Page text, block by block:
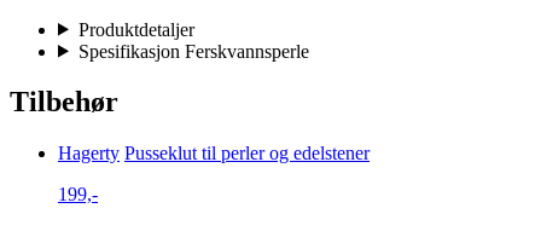
Produktdetaljer
Spesifikasjon Ferskvannsperle
Tilbehør
Hagerty Pusseklut til perler og edelstener
199,-